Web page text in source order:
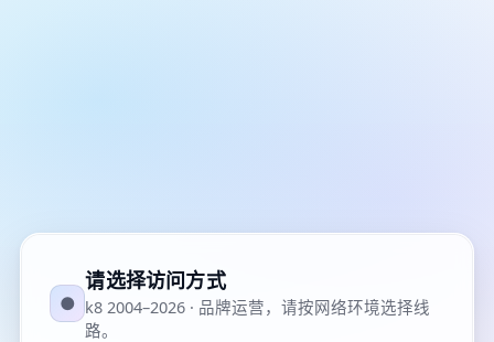
●
请选择访问方式
k8 2004–2026 · 品牌运营，请按网络环境选择线
路。